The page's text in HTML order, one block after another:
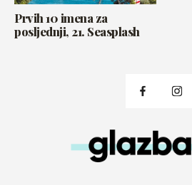
Prvih 10 imena za
posljednji, 21. Seasplash